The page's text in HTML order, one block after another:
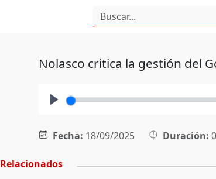
Nolasco critica la gestión del
Fecha: 18/09/2025 Duración:
Relacionados